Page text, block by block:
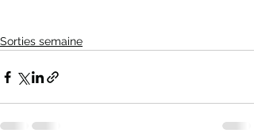
Sorties semaine